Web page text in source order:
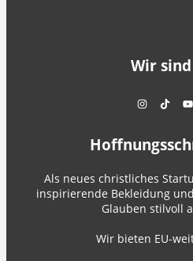
Wir
Als neues christliches
inspirierende Bekleidung
Glauben stilvoll
Wir bieten EU-